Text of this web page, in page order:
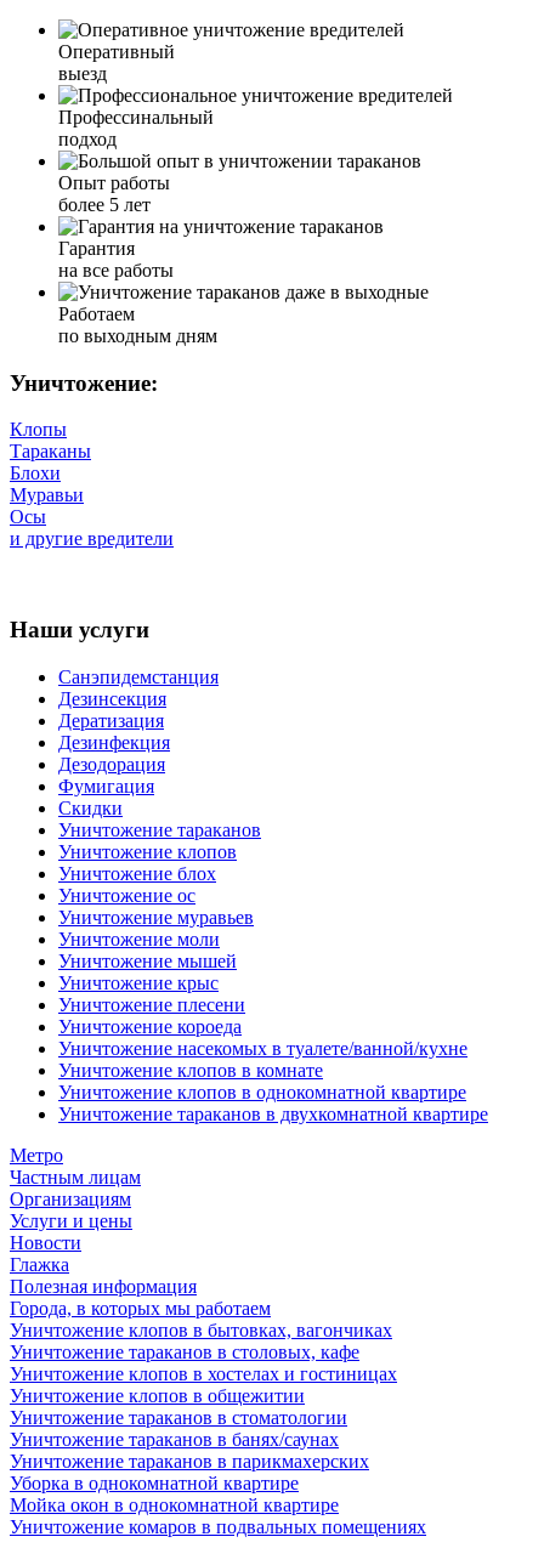
Оперативный
выезд
Профессинальный
подход
Опыт работы
более 5 лет
Гарантия
на все работы
Работаем
по выходным дням
Уничтожение:
Клопы
Тараканы
Блохи
Муравьи
Осы
и другие вредители
Наши услуги
Санэпидемстанция
Дезинсекция
Дератизация
Дезинфекция
Дезодорация
Фумигация
Скидки
Уничтожение тараканов
Уничтожение клопов
Уничтожение блох
Уничтожение ос
Уничтожение муравьев
Уничтожение моли
Уничтожение мышей
Уничтожение крыс
Уничтожение плесени
Уничтожение короеда
Уничтожение насекомых в туалете/ванной/кухне
Уничтожение клопов в комнате
Уничтожение клопов в однокомнатной квартире
Уничтожение тараканов в двухкомнатной квартире
Метро
Частным лицам
Организациям
Услуги и цены
Новости
Глажка
Полезная информация
Города, в которых мы работаем
Уничтожение клопов в бытовках, вагончиках
Уничтожение тараканов в столовых, кафе
Уничтожение клопов в хостелах и гостиницах
Уничтожение клопов в общежитии
Уничтожение тараканов в стоматологии
Уничтожение тараканов в банях/саунах
Уничтожение тараканов в парикмахерских
Уборка в однокомнатной квартире
Мойка окон в однокомнатной квартире
Уничтожение комаров в подвальных помещениях